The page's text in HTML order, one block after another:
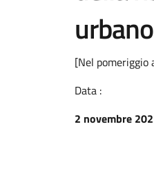
urbano
[Nel pomeriggio
Data :
2 novembre